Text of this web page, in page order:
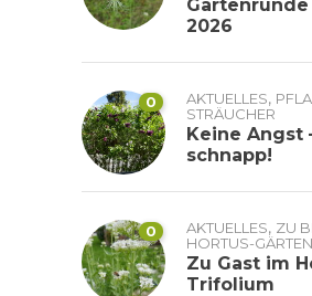
2026
0 AKTUELLES,
STRÄUCHER
Keine Angst
schnapp!
0 AKTUELLES, ZU
HORTUS-GÄRTEN
Zu Gast im
Trifolium